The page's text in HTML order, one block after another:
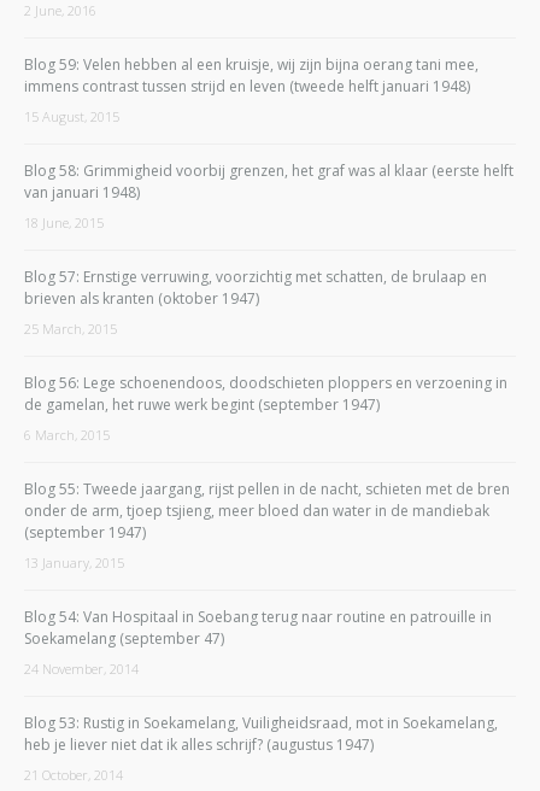
2 June, 2016
Blog 59: Velen hebben al een kruisje, wij zijn bijna oerang tani mee,
immens contrast tussen strijd en leven (tweede helft januari 1948)
15 August, 2015
Blog 58: Grimmigheid voorbij grenzen, het graf was al klaar (eerste helft
van januari 1948)
18 June, 2015
Blog 57: Ernstige verruwing, voorzichtig met schatten, de brulaap en
brieven als kranten (oktober 1947)
25 March, 2015
Blog 56: Lege schoenendoos, doodschieten ploppers en verzoening in
de gamelan, het ruwe werk begint (september 1947)
6 March, 2015
Blog 55: Tweede jaargang, rijst pellen in de nacht, schieten met de bren
onder de arm, tjoep tsjieng, meer bloed dan water in de mandiebak
(september 1947)
13 January, 2015
Blog 54: Van Hospitaal in Soebang terug naar routine en patrouille in
Soekamelang (september 47)
24 November, 2014
Blog 53: Rustig in Soekamelang, Vuiligheidsraad, mot in Soekamelang,
heb je liever niet dat ik alles schrijf? (augustus 1947)
21 October, 2014